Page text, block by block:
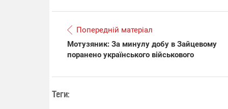
Попередній матеріал
Мотузяник: За минулу добу в Зайцевому
поранено українського військового
Теги: